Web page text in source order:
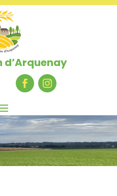
d’Arquenay